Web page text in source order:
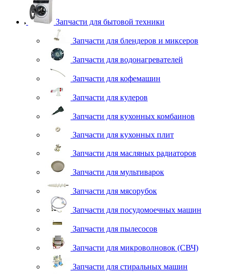
Запчасти для бытовой техники
Запчасти для блендеров и миксеров
Запчасти для водонагревателей
Запчасти для кофемашин
Запчасти для кулеров
Запчасти для кухонных комбаинов
Запчасти для кухонных плит
Запчасти для масляных радиаторов
Запчасти для мультиварок
Запчасти для мясорубок
Запчасти для посудомоечных машин
Запчасти для пылесосов
Запчасти для микроволновок (СВЧ)
Запчасти для стиральных машин